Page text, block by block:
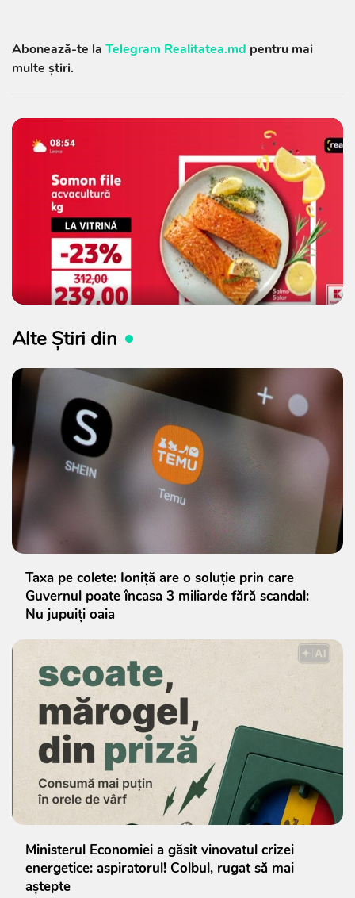
Abonează-te la Telegram Realitatea.md pentru mai
multe știri.
Alte Știri din
Taxa pe colete: Ioniță are o soluție prin care
Guvernul poate încasa 3 miliarde fără scandal:
Nu jupuiți oaia
Ministerul Economiei a găsit vinovatul crizei
energetice: aspiratorul! Colbul, rugat să mai
aștepte